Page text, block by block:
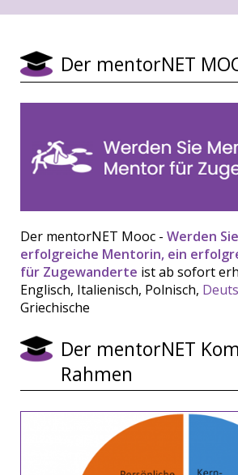
Der mentorNET
Der mentorNET Mooc - Werden
erfolgreiche Mentorin, ein
für Zugewanderte ist ab sofort
Englisch, Italienisch, Polnisch,
Griechische
Der mentorNET
Rahmen